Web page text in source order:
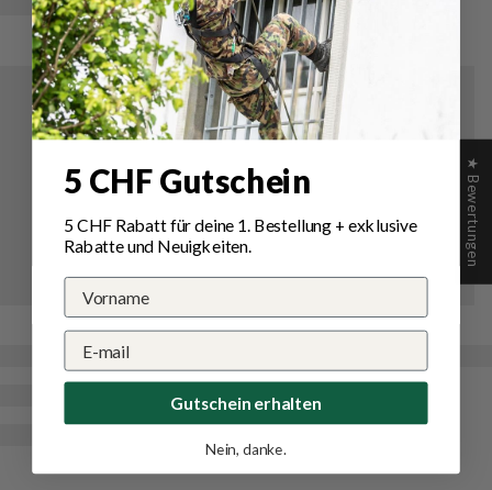
★ Bewertungen
5 CHF Gutschein
5 CHF Rabatt für deine 1. Bestellung+ exklusive
Rabatte und Neuigkeiten.
Gutschein erhalten
Nein, danke.